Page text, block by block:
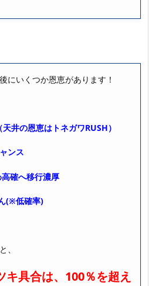
にいくつか恩恵があります！
井の恩恵はトネガワRUSH）
ンス
確へ移行濃厚
(※低確率)
、
具合は、100％を超え